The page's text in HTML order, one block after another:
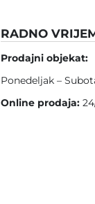
RADNO
Prodajni objekat:
Ponedeljak –
Online prodaja: